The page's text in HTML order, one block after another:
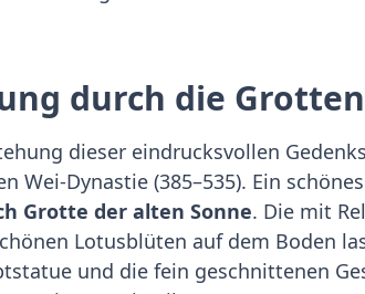
durch die Grotten
dieser eindrucksvollen
Wei-Dynastie (385–535). Ein
Grotte der alten Sonne. Die mit
Lotusblüten auf dem Boden
und die fein geschnittenen